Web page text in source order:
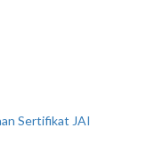
Sertifikat JAI